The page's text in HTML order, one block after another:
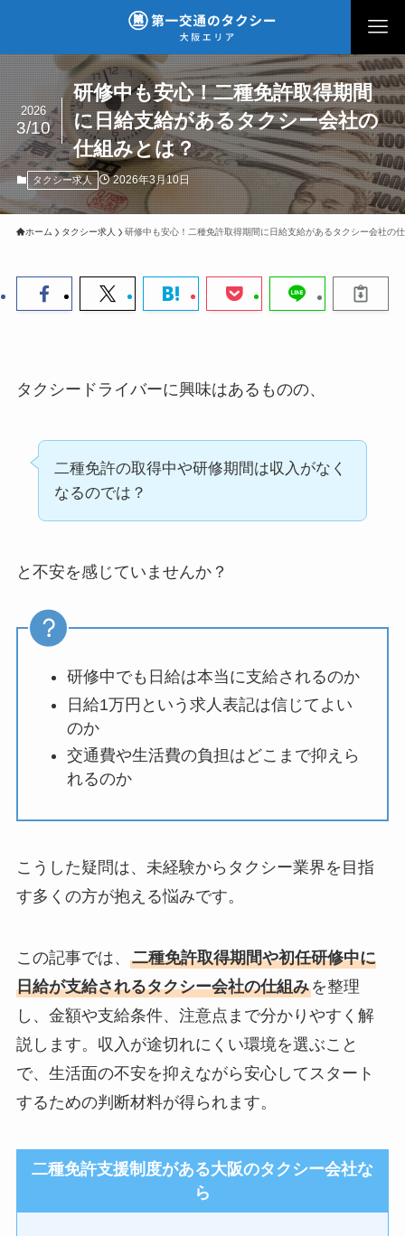
研修中も安心！二種免許取得期間
に日給支給があるタクシー会社の
仕組みとは？
2026
3/10
タクシー求人 2026年3月10日
ホーム タクシー求人 研修中も安心！二種免許取得期間に日給支給があるタクシー会社の
タクシードライバーに興味はあるものの、
二種免許の取得中や研修期間は収入がなく
なるのでは？
と不安を感じていませんか？
研修中でも日給は本当に支給されるのか
日給1万円という求人表記は信じてよい
のか
交通費や生活費の負担はどこまで抑えら
れるのか
こうした疑問は、未経験からタクシー業界を目指
す多くの方が抱える悩みです。
この記事では、 二種免許取得期間や初任研修中に
日給が支給されるタクシー会社の仕組みを整理
し、金額や支給条件、注意点まで分かりやすく解
説します。収入が途切れにくい環境を選ぶこと
で、生活面の不安を抑えながら安心してスタート
するための判断材料が得られます。
二種免許支援制度がある大阪のタクシー会社な
ら